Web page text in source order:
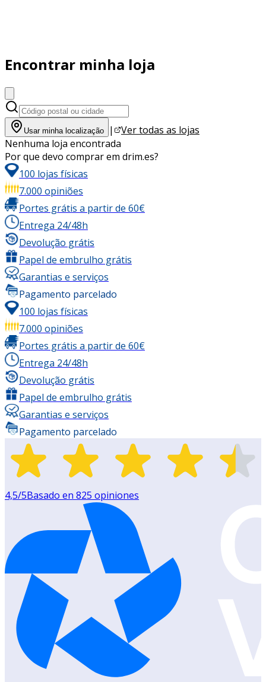
Encontrar minha loja
Usar minha localização |
Ver todas as lojas
Nenhuma loja encontrada
Por que devo comprar em drim.es?
100 lojas físicas
7.000 opiniões
Portes grátis a partir de 60€
Entrega 24/48h
Devolução grátis
Papel de embrulho grátis
Garantias e serviços
Pagamento parcelado
100 lojas físicas
7.000 opiniões
Portes grátis a partir de 60€
Entrega 24/48h
Devolução grátis
Papel de embrulho grátis
Garantias e serviços
Pagamento parcelado
4,5/5Basado en 825 opiniones